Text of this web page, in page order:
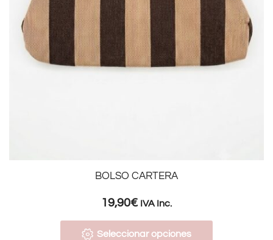
HOGAR
TARJETAS REGALO
BOLSO CARTERA
19,90€ IVA Inc.
Seleccionar opciones